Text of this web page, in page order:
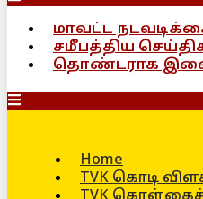
மாவட்ட
சமீபத்திய
தொண்டராக
Home
TVK கொடி